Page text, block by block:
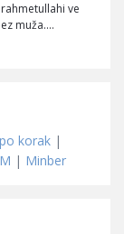
ve
muža.…
korak |
| Minber